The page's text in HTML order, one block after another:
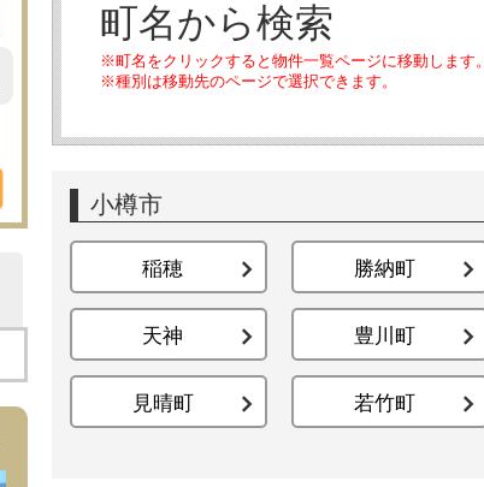
町名から検索
※町名をクリックすると物件一覧ページに移動します。
※種別は移動先のページで選択できます。
小樽市
稲穂 勝納町
天神 豊川町
見晴町 若竹町